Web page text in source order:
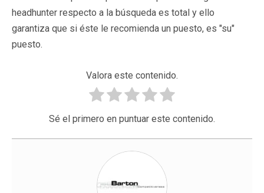
headhunter respecto a la búsqueda es total y ello
garantiza que si éste le recomienda un puesto, es "su"
puesto.
Valora este contenido.
Sé el primero en puntuar este contenido.